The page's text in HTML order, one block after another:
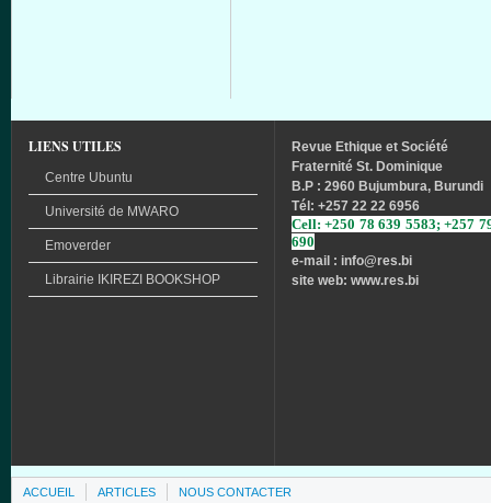
LIENS UTILES
Centre Ubuntu
Université de MWARO
Emoverder
Librairie IKIREZI BOOKSHOP
Revue Ethique et Société
Fraternité St. Dominique
B.P : 2960 Bujumbura, Burundi
Tél : +257 22 22 6956
Cell: +250 78 639 5583; +257
690
e-mail : info@res.bi
site web: www.res.bi
ACCUEIL ARTICLES NOUS CONTACTER